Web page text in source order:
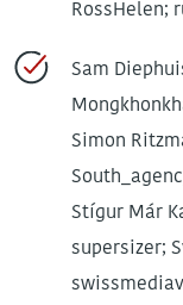
RossHelen;
Sam
Simon
Stígur Már
supersizer;